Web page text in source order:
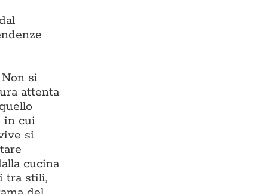
si
attenta
in cui
si
cucina
tra stili,